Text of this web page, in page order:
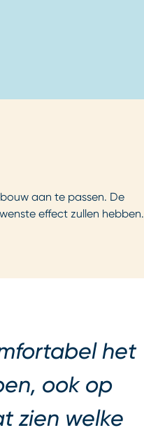
aan te passen. De
effect zullen hebben.
het
ook op
zien welke